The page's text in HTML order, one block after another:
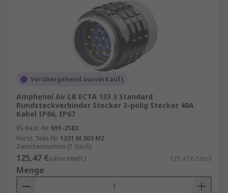
Vorübergehend ausverkauft
Amphenol Air LB ECTA 133 3 Standard
Rundsteckverbinder Stecker 3-polig Stecker 40A
Kabel IP66, IP67
RS Best.-Nr. 691-2583
Herst. Teile-Nr. 1331 M 303 MZ
Zwischensumme (1 Stück)
125,47 €(ohne MwSt.) 125,47 €/Stück
Menge